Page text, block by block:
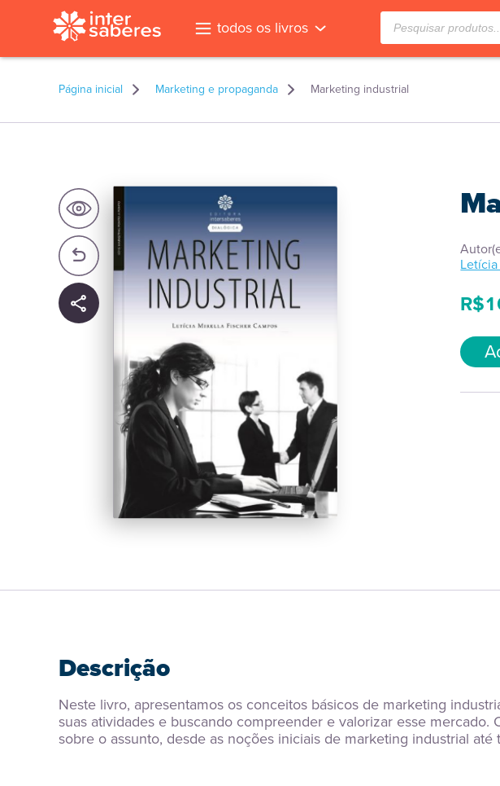
todos os livros Pesquisar
produtos
Página inicial Marketing e propaganda Marketing industrial
R$
Descrição
Neste livro, apresentamos os conceitos básicos de marketing
suas atividades e buscando compreender e valorizar esse
sobre o assunto, desde as noções iniciais de marketing industrial